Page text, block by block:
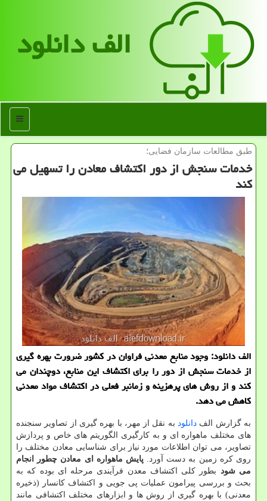
الف دانلود
منو
طبق مطالعات سازمان فضایی؛
خدمات سنجش از دور اکتشاف معادن را تسهیل می
کند
الف دانلود: وجود منابع معدنی فراوان در کشور ضرورت بهره گیری
از خدمات سنجش از دور را برای اکتشاف این منابع، دوچندان می
کند و از روش های پرهزینه و زمانبر فعلی در اکتشاف مواد معدنی
کاهش می دهد.
به گزارش الف دانلود به نقل از مهر، با بهره گیری از تصاویر سنجنده
های مختلف ماهواره ای و به کارگیری الگوریتم های خاص و پردازش
تصاویر، می توان اطلاعات مورد نیاز برای شناسایی معادن مختلف را
روی کره زمین به دست آورد.پایش ماهواره ای معادن چطور انجام
می شود بطور کلی اکتشاف معدن فرآیندی مرحله ای بوده که به
بحث و بررسی پیرامون عملیات پی جویی و اکتشاف کانسار (ذخیره
معدنی) با بهره گیری از روش ها و ابزارهای مختلف اکتشافی مانند